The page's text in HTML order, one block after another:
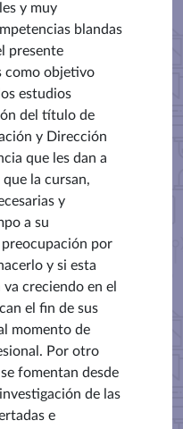
y muy
blandas
presente
como objetivo
estudios
del título de
y Dirección
que les dan a
la cursan,
y
a su
por
y si esta
creciendo en el
el fin de sus
momento de
Por otro
fomentan desde
de las
e